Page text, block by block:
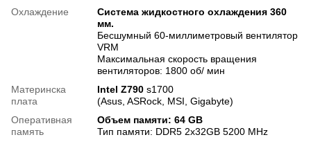
Охлаждение
Система жидкостного охлаждения 360
мм.
Бесшумный 60-миллиметровый вентилятор
VRM
Максимальная скорость вращения
вентиляторов: 1800 об/ мин
Материнска
плата
Intel Z790 s1700
(Asus, ASRock, MSI, Gigabyte)
Оперативная
память
Объем памяти: 64 GB
Тип памяти: DDR5 2x32GB 5200 MHz